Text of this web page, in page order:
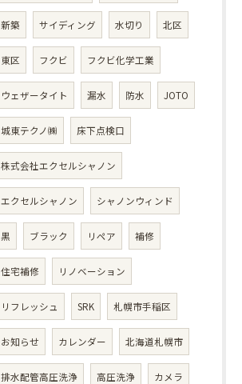
新築 サイディング 水切り 北区
東区 フクビ フクビ化学工業
ウェザータイト 漏水 防水 JOTO
城東テクノ㈱ 床下点検口
株式会社エクセルシャノン
エクセルシャノン シャノンウィンド
黒 ブラック リペア 補修
住宅補修 リノベーション
リフレッシュ SRK 札幌市手稲区
お知らせ カレンダー 北海道札幌市
排水配管高圧洗浄 高圧洗浄 カメラ